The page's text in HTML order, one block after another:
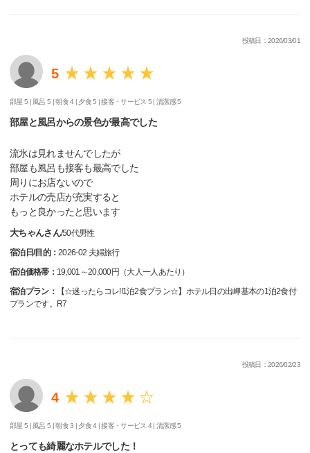
投稿日：2026/03/01
5
部屋 5 | 風呂 5 |朝食 4 | 夕食 5 |接客・サービス 5 |清潔感 5
部屋と風呂からの景色が最高でした
流氷は見れませんでしたが
部屋も風呂も接客も最高でした
周りにお店ないので
ホテルの売店が充実すると
もっと良かったと思います
大ちゃんさん/50代男性
宿泊日/目的：2026-02 夫婦旅行
宿泊価格帯： 19,001～20,000円（大人一人あたり）
宿泊プラン：
【☆迷ったらコレ!!1泊2食プラン☆】ホテル日の出岬基本の1泊2食付
プランです。R7
投稿日：2026/02/23
4
部屋 5 | 風呂 5 |朝食 3 | 夕食 4 |接客・サービス 4 |清潔感 5
とっても綺麗なホテルでした！